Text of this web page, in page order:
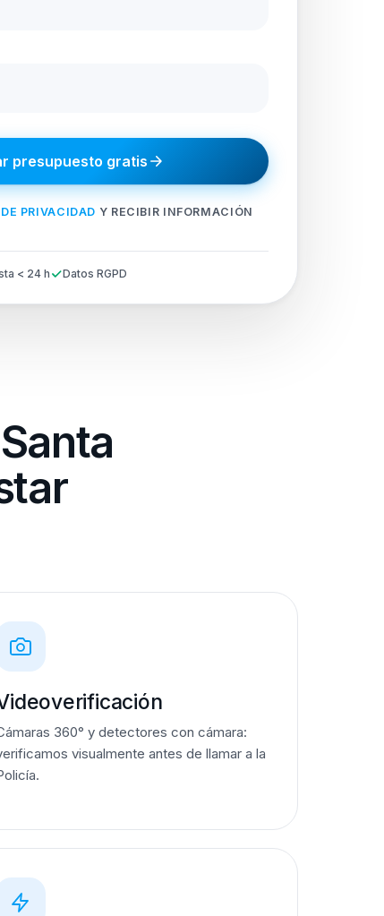
presupuesto gratis
PRIVACIDAD Y RECIBIR INFORMACIÓN
< 24 h Datos RGPD
360° y detectores con cámara:
visualmente antes de llamar a la